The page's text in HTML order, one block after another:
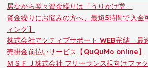
居ながら楽々資金繰りは「うりかけ堂」
資金繰りにお悩みの方へ、最短5時間で入金
ィング】
株式会社アクティブサポート WEB完結 最
売掛金前払いサービス【QuQuMo online】
ＭＳＦＪ株式会社 フリーランス様向けファ